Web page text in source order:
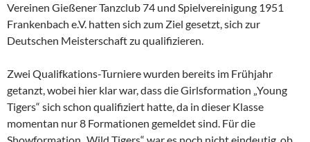
Vereinen Gießener Tanzclub 74 und Spielvereinigung 1951
Frankenbach e.V. hatten sich zum Ziel gesetzt, sich zur
Deutschen Meisterschaft zu qualifizieren.
Zwei Qualifkations-Turniere wurden bereits im Frühjahr
getanzt, wobei hier klar war, dass die Girlsformation „Young
Tigers“ sich schon qualifiziert hatte, da in dieser Klasse
momentan nur 8 Formationen gemeldet sind. Für die